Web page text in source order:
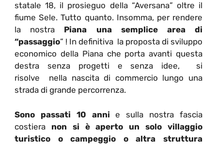
statale 18, il prosieguo della “Aversana” oltre il
fiume Sele. Tutto quanto. Insomma, per rendere
la nostra Piana una semplice area di
“passaggio” ! In definitiva la proposta di sviluppo
economico della Piana che porta avanti questa
destra senza progetti e senza idee, si
risolve nella nascita di commercio lungo una
strada di grande percorrenza.
Sono passati 10 anni e sulla nostra fascia
costiera non si è aperto un solo villaggio
turistico o campeggio o altra struttura